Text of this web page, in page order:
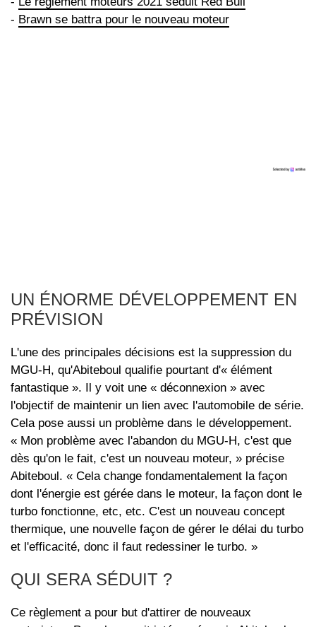
- Brawn se battra pour le nouveau moteur
UN ÉNORME DÉVELOPPEMENT EN
PRÉVISION
L'une des principales décisions est la suppression du
MGU-H, qu'Abiteboul qualifie pourtant d'« élément
fantastique ». Il y voit une « déconnexion » avec
l'objectif de maintenir un lien avec l'automobile de série.
Cela pose aussi un problème dans le développement.
« Mon problème avec l'abandon du MGU-H, c'est que
dès qu'on le fait, c'est un nouveau moteur, » précise
Abiteboul. « Cela change fondamentalement la façon
dont l'énergie est gérée dans le moteur, la façon dont le
turbo fonctionne, etc, etc. C'est un nouveau concept
thermique, une nouvelle façon de gérer le délai du turbo
et l'efficacité, donc il faut redessiner le turbo. »
QUI SERA SÉDUIT ?
Ce règlement a pour but d'attirer de nouveaux